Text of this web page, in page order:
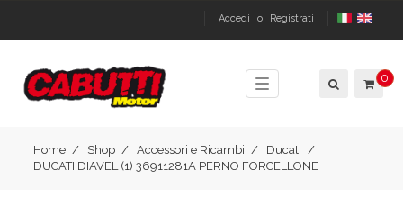
Accedi o Registrati
Toggle
navigation
0
Home Shop Accessori e Ricambi
Ducati
DUCATI DIAVEL (1) 36911281A PERNO FORCELLONE